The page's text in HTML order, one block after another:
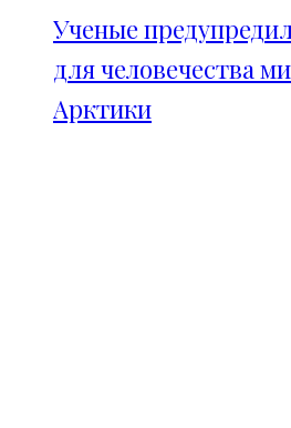
Ученые
для человечества
Арктики